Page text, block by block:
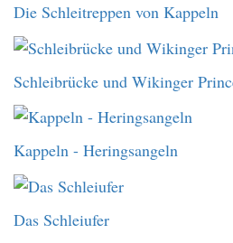
Die Schleitreppen von Kappeln
Schleibrücke und Wikinger
Kappeln - Heringsangeln
Das Schleiufer